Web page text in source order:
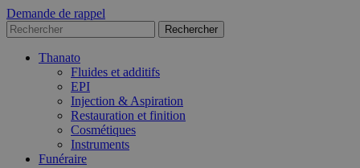
Demande de rappel
Thanato
Fluides et additifs
EPI
Injection & Aspiration
Restauration et finition
Cosmétiques
Instruments
Funéraire